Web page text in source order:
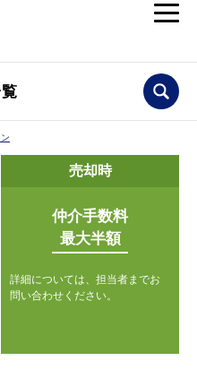
売却時
仲介手数料
最大半額
詳細については、担当者までお
問い合わせください。